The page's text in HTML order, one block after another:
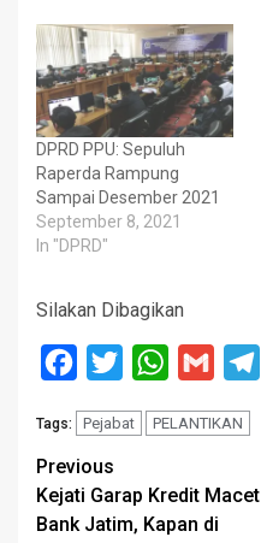
DPRD PPU: Sepuluh
Raperda Rampung
Sampai Desember 2021
September 8, 2021
In "DPRD"
Silakan Dibagikan
Facebook
Twitter WhatsApp
Gmail
Tags: Pejabat PELANTIKAN
Post
navigation
Previous
Kejati Garap Kredit Macet
Bank Jatim, Kapan di